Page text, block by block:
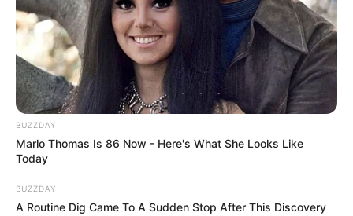
BUZZDAY
Marlo Thomas Is 86 Now - Here's What She Looks Like
Today
BUZZDAY
A Routine Dig Came To A Sudden Stop After This Discovery